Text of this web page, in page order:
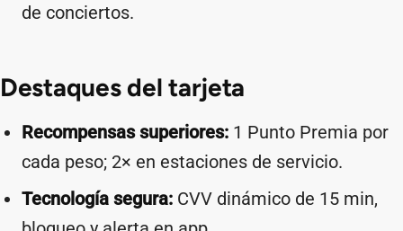
de conciertos.
Destaques del tarjeta
Recompensas superiores: 1 Punto Premia por
cada peso; 2× en estaciones de servicio.
Tecnología segura: CVV dinámico de 15 min,